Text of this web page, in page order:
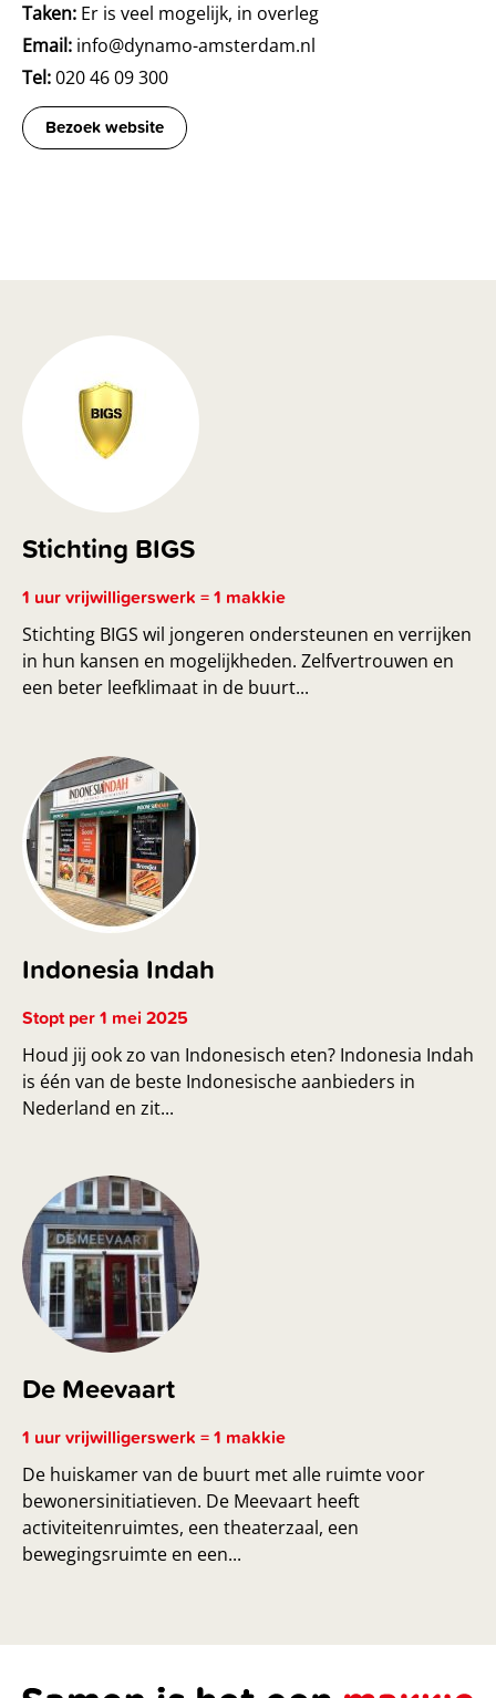
Taken: Er is veel mogelijk, in overleg
Email: info@dynamo-amsterdam.nl
Tel:020 46 09 300
Bezoek website
Stichting BIGS
1 uur vrijwilligerswerk = 1 makkie
Stichting BIGS wil jongeren ondersteunen en verrijken
in hun kansen en mogelijkheden. Zelfvertrouwen en
een beter leefklimaat in de buurt...
Indonesia Indah
Stopt per 1 mei 2025
Houd jij ook zo van Indonesisch eten? Indonesia Indah
is één van de beste Indonesische aanbieders in
Nederland en zit...
De Meevaart
1 uur vrijwilligerswerk = 1 makkie
De huiskamer van de buurt met alle ruimte voor
bewonersinitiatieven. De Meevaart heeft
activiteitenruimtes, een theaterzaal, een
bewegingsruimte en een...